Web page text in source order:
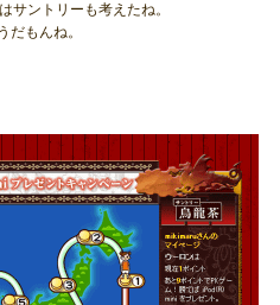
サントリーも考えたね。
だもんね。